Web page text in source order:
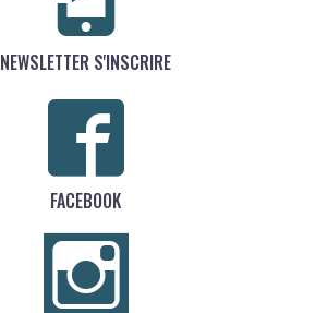
NEWSLETTER S'INSCRIRE
FACEBOOK